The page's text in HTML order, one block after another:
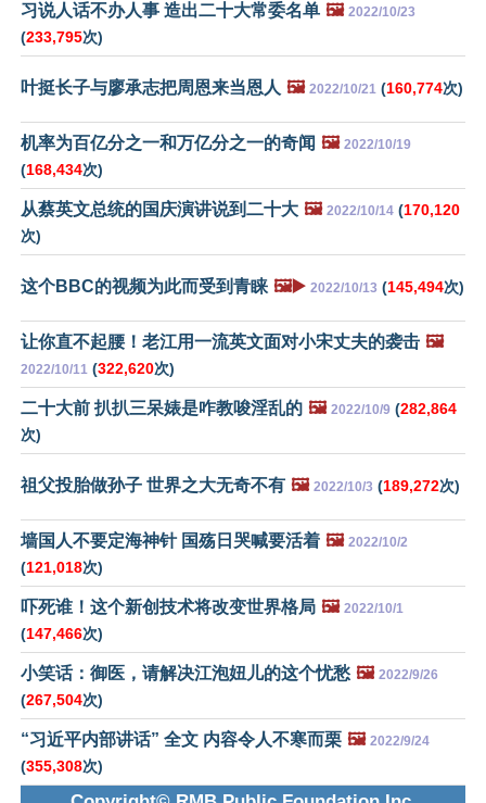
习说人话不办人事 造出二十大常委名单 🖼️ 2022/10/23
(233,795次)
叶挺长子与廖承志把周恩来当恩人 🖼️ 2022/10/21 (160,774次)
机率为百亿分之一和万亿分之一的奇闻 🖼️ 2022/10/19
(168,434次)
从蔡英文总统的国庆演讲说到二十大 🖼️ 2022/10/14 (170,120
次)
这个BBC的视频为此而受到青睐 🖼️▶️ 2022/10/13 (145,494次)
让你直不起腰！老江用一流英文面对小宋丈夫的袭击 🖼️
2022/10/11 (322,620次)
二十大前 扒扒三呆婊是咋教唆淫乱的 🖼️ 2022/10/9 (282,864
次)
祖父投胎做孙子 世界之大无奇不有 🖼️ 2022/10/3 (189,272次)
墙国人不要定海神针 国殇日哭喊要活着 🖼️ 2022/10/2
(121,018次)
吓死谁！这个新创技术将改变世界格局 🖼️ 2022/10/1
(147,466次)
小笑话：御医，请解决江泡妞儿的这个忧愁 🖼️ 2022/9/26
(267,504次)
“习近平内部讲话” 全文 内容令人不寒而栗 🖼️ 2022/9/24
(355,308次)